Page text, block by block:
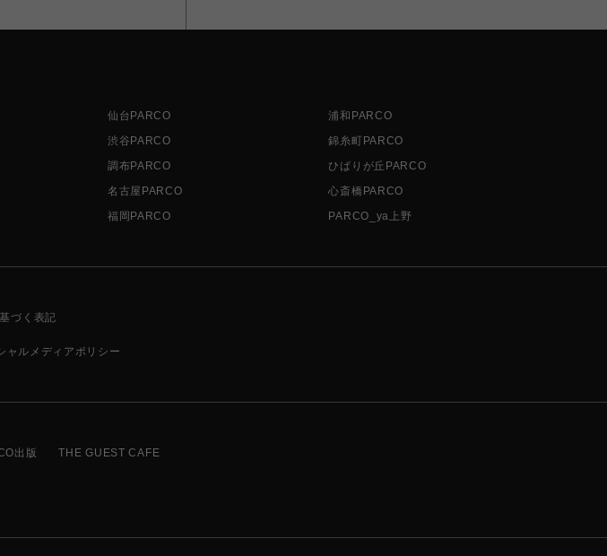
仙台PARCO
浦和PARCO
渋谷PARCO
錦糸町PARCO
調布PARCO
ひばりが丘PARCO
名古屋PARCO
心斎橋PARCO
福岡PARCO PARCO_ya上野
づく表記
ャルメディアポリシー
出版 THE GUEST CAFE